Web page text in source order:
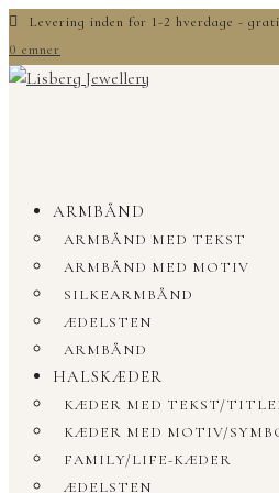
Levering inden for 1-2 hverdage -
0 emner
ARMBÅND
ARMBÅND MED TEKST
ARMBÅND MED MOTIV
SILKEARMBÅND
ÆDELSTEN
ARMBÅND
HALSKÆDER
KÆDER MED TEKST/
KÆDER MED MOTIV/
FAMILY/LIFE-KÆDER
ÆDELSTEN